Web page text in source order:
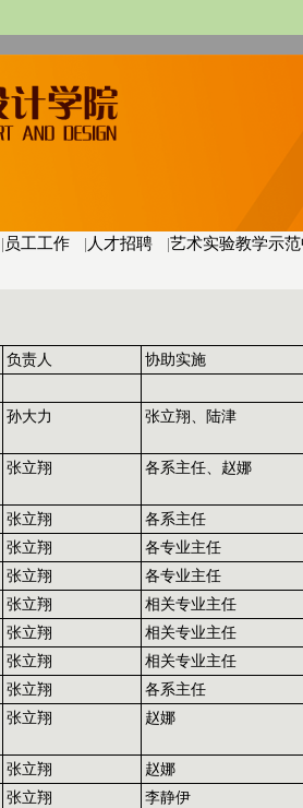
| 员工工作 | 人才招聘 |艺术实验教学示
负责人 协助实施
孙大力 张立翔、陆津
张立翔 各系主任、赵娜
张立翔
各系主任
张立翔 各专业主任
张立翔 各专业主任
张立翔 相关专业主任
张立翔 相关专业主任
张立翔 相关专业主任
张立翔 各系主任
张立翔 赵娜
张立翔 赵娜
张立翔 李静伊